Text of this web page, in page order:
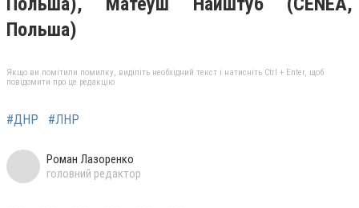
Польша)
Якщо ви помітили помилку, виділіть необхідний текст і натисніть Ctrl + Enter, щоб
повідомити про це редакцію
#ДНР #ЛНР
Роман Лазоренко
головний редактор